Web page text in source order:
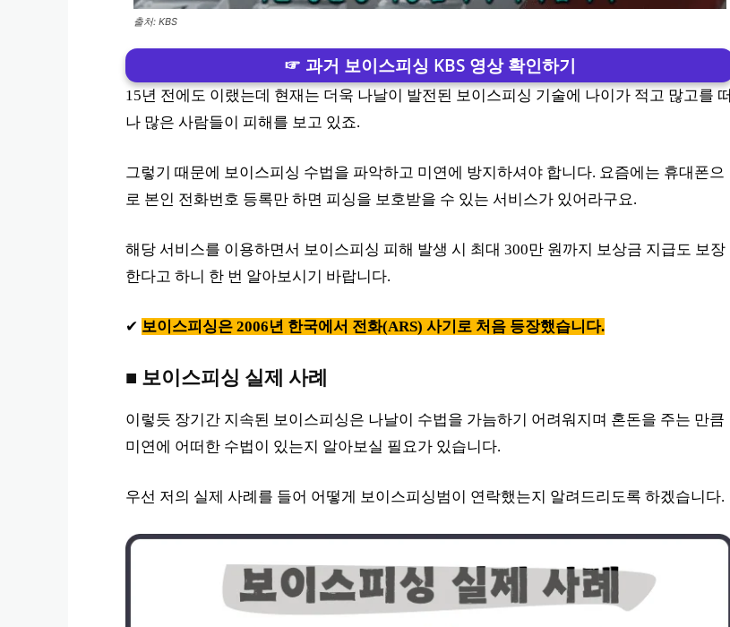
출처: KBS
☞ 과거 보이스피싱 KBS 영상 확인하기
15년 전에도 이랬는데 현재는 더욱 나날이 발전된 보이스피싱 기술에 나이가 적고 많고를 떠
나 많은 사람들이 피해를 보고 있죠.
그렇기 때문에 보이스피싱 수법을 파악하고 미연에 방지하셔야 합니다. 요즘에는 휴대폰으
로 본인 전화번호 등록만 하면 피싱을 보호받을 수 있는 서비스가 있어라구요.
해당 서비스를 이용하면서 보이스피싱 피해 발생 시 최대 300만 원까지 보상금 지급도 보장
한다고 하니 한 번 알아보시기 바랍니다.
✔ 보이스피싱은 2006년 한국에서 전화(ARS) 사기로 처음 등장했습니다.
■ 보이스피싱 실제 사례
이렇듯 장기간 지속된 보이스피싱은 나날이 수법을 가늠하기 어려워지며 혼돈을 주는 만큼
미연에 어떠한 수법이 있는지 알아보실 필요가 있습니다.
우선 저의 실제 사례를 들어 어떻게 보이스피싱범이 연락했는지 알려드리도록 하겠습니다.